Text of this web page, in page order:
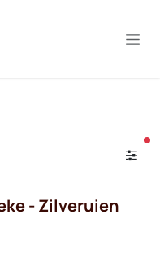
- Zilveruien